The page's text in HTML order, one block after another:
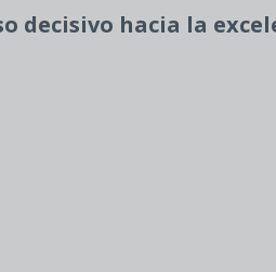
decisivo hacia la